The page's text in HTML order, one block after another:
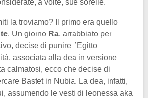
a volte, sue sorelle.
la troviamo? Il primo era quello
. Un giorno Ra, arrabbiato per
decise di punire l’Egitto
associata alla dea in versione
calmatosi, ecco che decise di
Bastet in Nubia. La dea, infatti,
assumendo le vesti di leonessa aka